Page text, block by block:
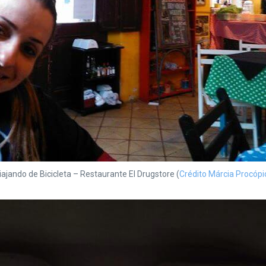
de Bicicleta – Restaurante El Drugstore (Crédito Márcia